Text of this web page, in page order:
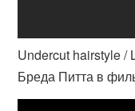
Undercut hairstyle /
Бреда Питта в